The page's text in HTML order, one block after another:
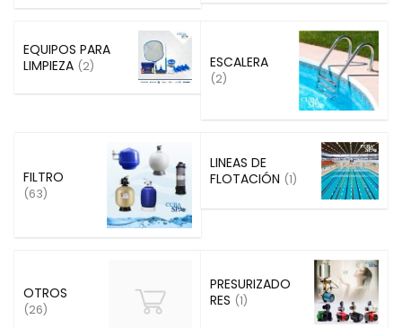
EQUIPOS PARA
LIMPIEZA (2) ESCALERA
(2)
FILTRO
(63)
LINEAS DE
FLOTACIÓN (1)
OTROS
(26)
PRESURIZADO
RES (1)